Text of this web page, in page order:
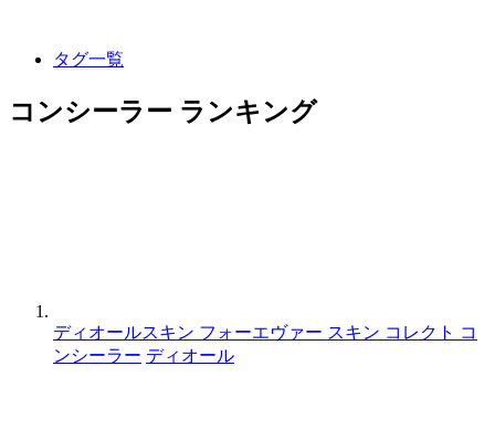
タグ一覧
コンシーラー ランキング
ディオールスキン フォーエヴァー スキン コレクト コ
ンシーラー ディオール